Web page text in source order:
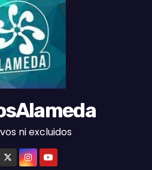
ni excluidos